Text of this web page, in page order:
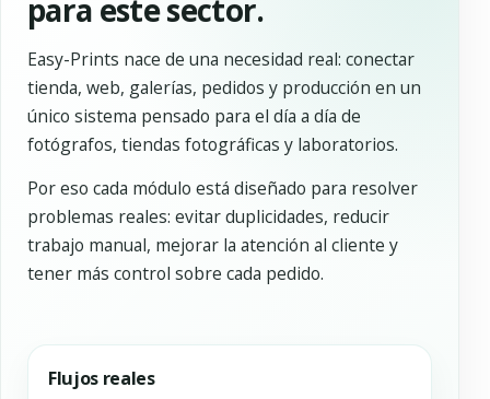
para este sector.
Easy-Prints nace de una necesidad real: conectar
tienda, web, galerías, pedidos y producción en un
único sistema pensado para el día a día de
fotógrafos, tiendas fotográficas y laboratorios.
Por eso cada módulo está diseñado para resolver
problemas reales: evitar duplicidades, reducir
trabajo manual, mejorar la atención al cliente y
tener más control sobre cada pedido.
Flujos reales